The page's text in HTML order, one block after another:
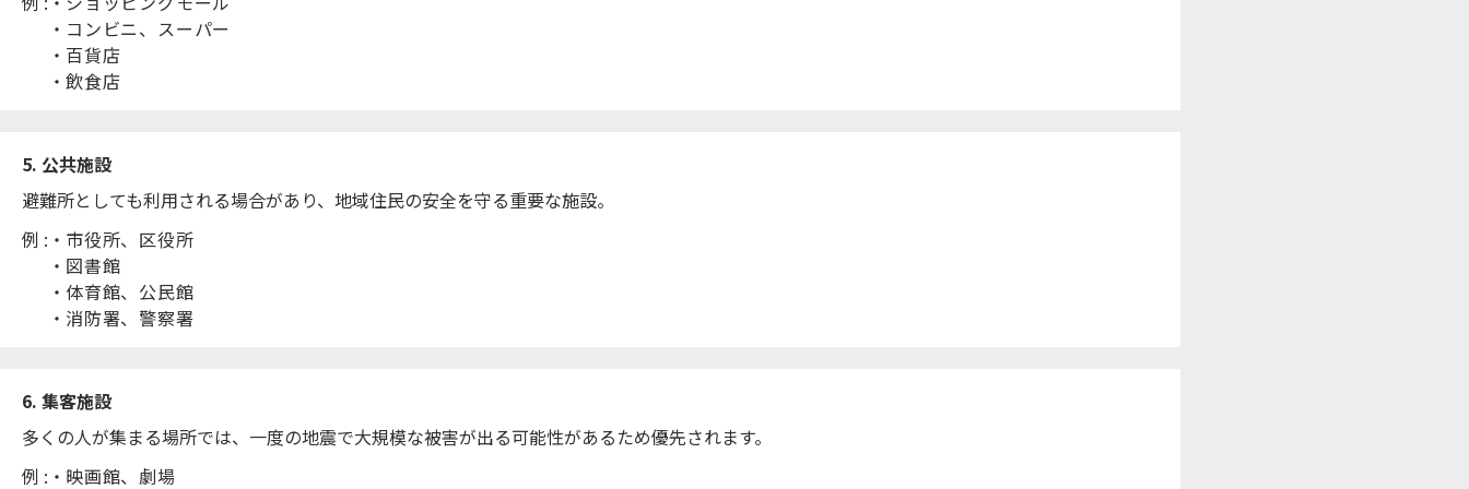
コンビニ、スーパー
百貨店
飲食店
5. 公共施設
避難所としても利用される場合があり、地域住民の安全を守る重要な施設。
例 :
市役所、区役所
図書館
体育館、公民館
消防署、警察署
6. 集客施設
多くの人が集まる場所では、一度の地震で大規模な被害が出る可能性があるため優先されます。
例 :
映画館、劇場